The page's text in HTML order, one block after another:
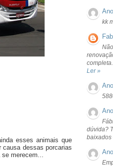
esses animais que
causa dessas porcarias
merecem...
kk
Ler »
dúvida?